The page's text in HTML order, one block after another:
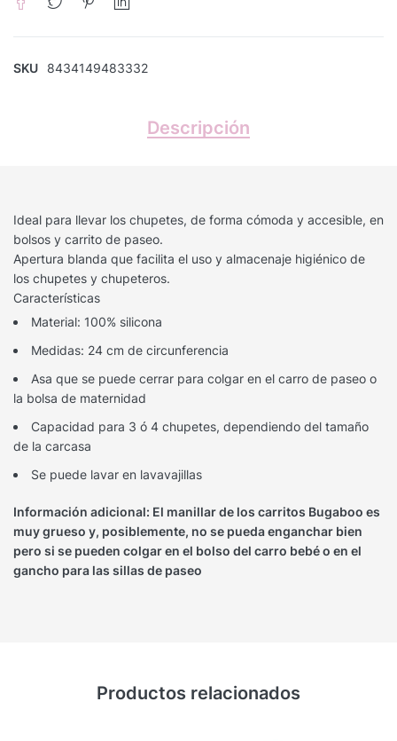
SKU 8434149483332
Descripción
Ideal para llevar los chupetes, de forma cómoda y accesible, en
bolsos y carrito de paseo.
Apertura blanda que facilita el uso y almacenaje higiénico de
los chupetes y chupeteros.
Características
Material: 100% silicona
Medidas: 24 cm de circunferencia
Asa que se puede cerrar para colgar en el carro de paseo o
la bolsa de maternidad
Capacidad para 3 ó 4 chupetes, dependiendo del tamaño
de la carcasa
Se puede lavar en lavavajillas
Información adicional: El manillar de los carritos Bugaboo es
muy grueso y, posiblemente, no se pueda enganchar bien
pero si se pueden colgar en el bolso del carro bebé o en el
gancho para las sillas de paseo
Productos relacionados